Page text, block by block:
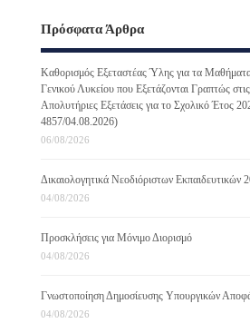
Πρόσφατα Άρθρα
Καθορισμός Εξεταστέας Ύλης για τα
Γενικού Λυκείου που Εξετάζονται Γραπτώς
Απολυτήριες Εξετάσεις για το Σχολικό Έτος
4857/04.08.2026)
06/08/2026
Δικαιολογητικά Νεοδιόριστων Εκπαιδευτικών
04/08/2026
Προσκλήσεις για Μόνιμο Διορισμό
04/08/2026
Γνωστοποίηση Δημοσίευσης Υπουργικών
04/08/2026